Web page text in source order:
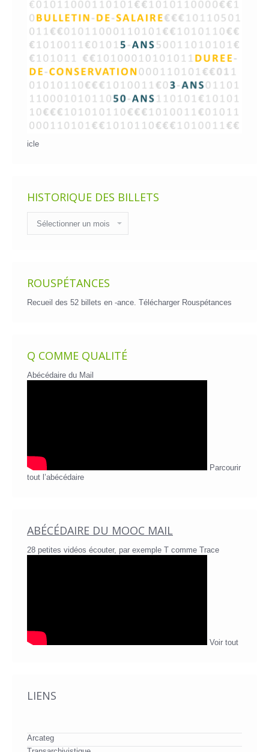
icle
HISTORIQUE DES BILLETS
des
billets
ROUSPÉTANCES
Recueil des 52 billets en -ance. Télécharger Rouspétances
Q COMME QUALITÉ
Abécédaire du Mail
Parcourir
tout l’abécédaire
ABÉCÉDAIRE DU MOOC MAIL
28 petites vidéos écouter, par exemple T comme Trace
Voir tout
LIENS
Arcateg